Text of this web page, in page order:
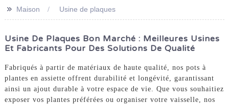
>> Maison Usine de plaques
Usine De Plaques Bon Marché : Meilleures Usines
Et Fabricants Pour Des Solutions De Qualité
Fabriqués à partir de matériaux de haute qualité, nos pots à
plantes en assiette offrent durabilité et longévité, garantissant
ainsi un ajout durable à votre espace de vie. Que vous souhaitiez
exposer vos plantes préférées ou organiser votre vaisselle, nos